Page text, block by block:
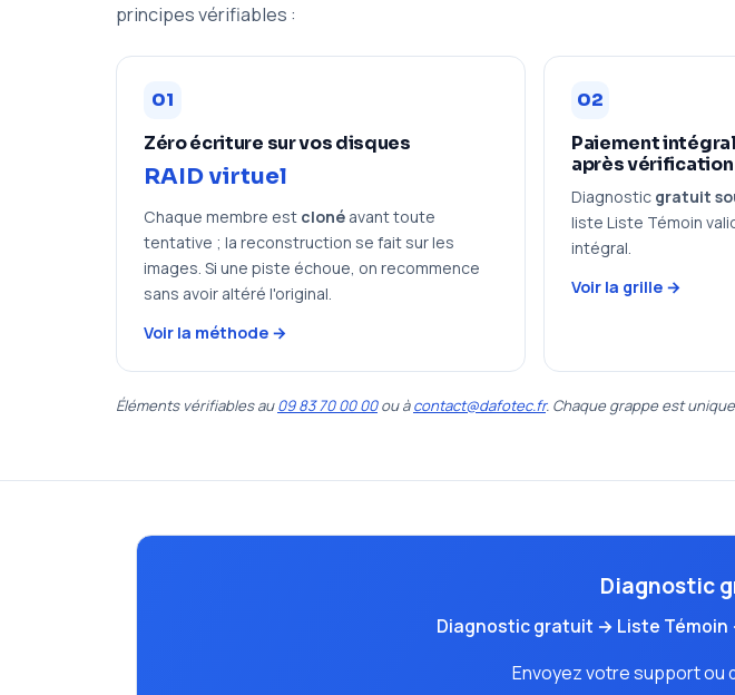
principes vérifiables :
01
Zéro écriture sur vos disques
RAID virtuel
Chaque membre est cloné avant toute
tentative ; la reconstruction se fait sur les
images. Si une piste échoue, on recommence
sans avoir altéré l'original.
Voir la méthode →
02
Paiement
après vérification
Diagnostic gratuit
liste Liste Témoin
intégral.
Voir la grille →
Éléments vérifiables au09 83 70 00 00ou àcontact@dafotec.fr. Chaque grappe est
Diagnostic
Diagnostic gratuit → Liste
Envoyez votre support ou